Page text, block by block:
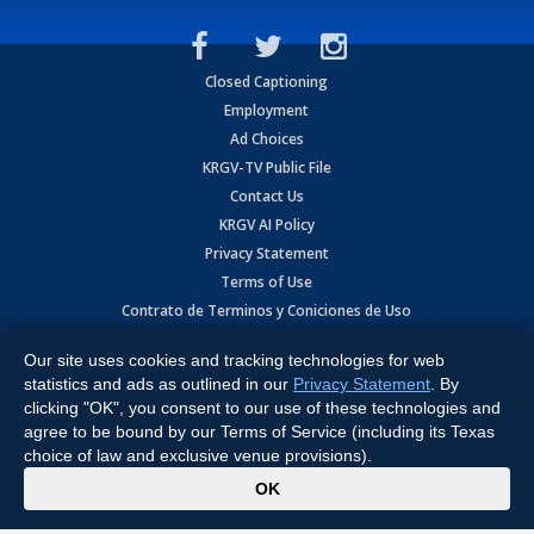
Closed Captioning
Employment
Ad Choices
KRGV-TV Public File
Contact Us
KRGV AI Policy
Privacy Statement
Terms of Use
Contrato de Terminos y Coniciones de Uso
Copyright2026MOBILE VIDEO TAPES, INC. (dba KRGV), 900 East
Expressway, Weslaco, TX 78596.
All Rights Reserved. Powered by:Ruby Shore Software
Our site uses cookies and tracking technologies for web
statistics and ads as outlined in our Privacy Statement . By
clicking "OK", you consent to our use of these technologies and
agree to be bound by our Terms of Service (including its Texas
choice of law and exclusive venue provisions).
OK